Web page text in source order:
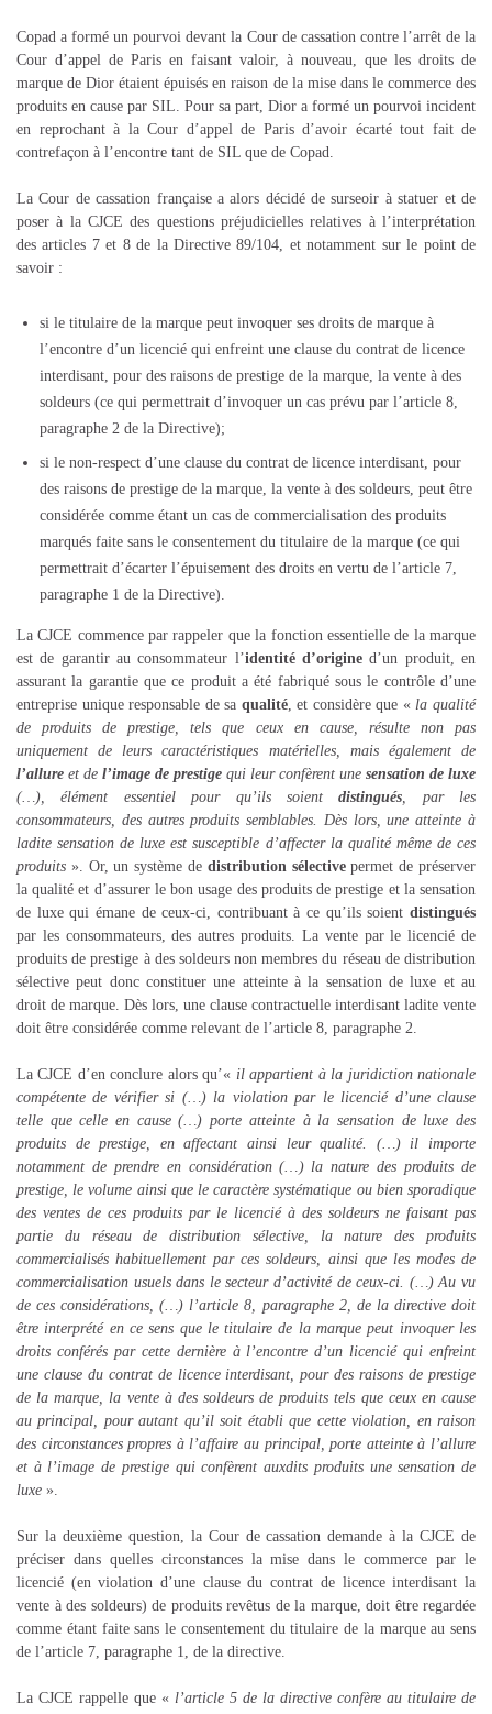
Copad a formé un pourvoi devant la Cour de cassation contre l’arrêt de la
Cour d’appel de Paris en faisant valoir, à nouveau, que les droits de
marque de Dior étaient épuisés en raison de la mise dans le commerce des
produits en cause par SIL. Pour sa part, Dior a formé un pourvoi incident
en reprochant à la Cour d’appel de Paris d’avoir écarté tout fait de
contrefaçon à l’encontre tant de SIL que de Copad.
La Cour de cassation française a alors décidé de surseoir à statuer et de
poser à la CJCE des questions préjudicielles relatives à l’interprétation
des articles 7 et 8 de la Directive 89/104, et notamment sur le point de
savoir :
si le titulaire de la marque peut invoquer ses droits de marque à
l’encontre d’un licencié qui enfreint une clause du contrat de licence
interdisant, pour des raisons de prestige de la marque, la vente à des
soldeurs (ce qui permettrait d’invoquer un cas prévu par l’article 8,
paragraphe 2 de la Directive);
si le non-respect d’une clause du contrat de licence interdisant, pour
des raisons de prestige de la marque, la vente à des soldeurs, peut être
considérée comme étant un cas de commercialisation des produits
marqués faite sans le consentement du titulaire de la marque (ce qui
permettrait d’écarter l’épuisement des droits en vertu de l’article 7,
paragraphe 1 de la Directive).
La CJCE commence par rappeler que la fonction essentielle de la marque
est de garantir au consommateur l’identité d’origined’un produit, en
assurant la garantie que ce produit a été fabriqué sous le contrôle d’une
entreprise unique responsable de sa qualité, et considère que «la qualité
de produits de prestige, tels que ceux en cause, résulte non pas
uniquement de leurs caractéristiques matérielles, mais également de
l’allure et de l’image de prestige qui leur confèrent une sensation de luxe
(…), élément essentiel pour qu’ils soientdistingués , par les
consommateurs, des autres produits semblables. Dès lors, une atteinte à
ladite sensation de luxe est susceptible d’affecter la qualité même de ces
produits ». Or, un système de distribution sélectivepermet de préserver
la qualité et d’assurer le bon usage des produits de prestige et la sensation
de luxe qui émane de ceux-ci, contribuant à ce qu’ils soient distingués
par les consommateurs, des autres produits. La vente par le licencié de
produits de prestige à des soldeurs non membres du réseau de distribution
sélective peut donc constituer une atteinte à la sensation de luxe et au
droit de marque. Dès lors, une clause contractuelle interdisant ladite vente
doit être considérée comme relevant de l’article 8, paragraphe 2.
La CJCE d’en conclure alors qu’« il appartient à la juridiction nationale
compétente de vérifier si (…) la violation par le licencié d’une clause
telle que celle en cause (…) porte atteinte à la sensation de luxe des
produits de prestige, en affectant ainsi leur qualité. (…) il importe
notamment de prendre en considération (…) la nature des produits de
prestige, le volume ainsi que le caractère systématique ou bien sporadique
des ventes de ces produits par le licencié à des soldeurs ne faisant pas
partie du réseau de distribution sélective, la nature des produits
commercialisés habituellement par ces soldeurs, ainsi que les modes de
commercialisation usuels dans le secteur d’activité de ceux-ci. (…) Au vu
de ces considérations, (…) l’article 8, paragraphe 2, de la directive doit
être interprété en ce sens que le titulaire de la marque peut invoquer les
droits conférés par cette dernière à l’encontre d’un licencié qui enfreint
une clause du contrat de licence interdisant, pour des raisons de prestige
de la marque, la vente à des soldeurs de produits tels que ceux en cause
au principal, pour autant qu’il soit établi que cette violation, en raison
des circonstances propres à l’affaire au principal, porte atteinte à l’allure
et à l’image de prestige qui confèrent auxdits produits une sensation de
luxe ».
Sur la deuxième question, la Cour de cassation demande à la CJCE de
préciser dans quelles circonstances la mise dans le commerce par le
licencié (en violation d’une clause du contrat de licence interdisant la
vente à des soldeurs) de produits revêtus de la marque, doit être regardée
comme étant faite sans le consentement du titulaire de la marque au sens
de l’article 7, paragraphe 1, de la directive.
La CJCE rappelle que « l’article 5 de la directive confère au titulaire de